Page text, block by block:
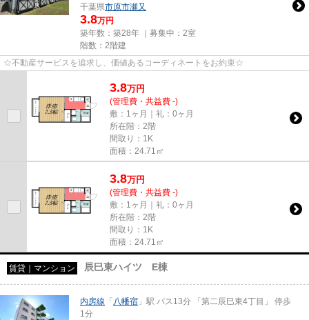
千葉県市原市瀬又
3.8万円
築年数：築28年 ｜募集中： 2室
階数：2階建
☆不動産サービスを追求し、価値あるコーディネートをお約束☆
3.8万円
(管理費・共益費 -)
敷：1ヶ月｜礼：0ヶ月
所在階：2階
間取り：1K
面積：24.71㎡
3.8万円
(管理費・共益費 -)
敷：1ヶ月｜礼：0ヶ月
所在階：2階
間取り：1K
面積：24.71㎡
賃貸｜マンション 辰巳東ハイツ E棟
内房線 「 八幡宿 」駅 バス13分 「第二辰巳東4丁目」 停歩
1分